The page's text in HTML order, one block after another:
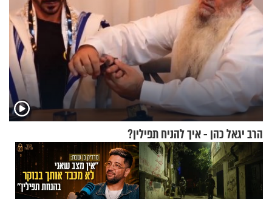
הרב יגאל כהן - איך להניח תפילין?